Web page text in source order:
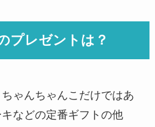
プレゼントは？
ゃんちゃんこだけではあ
などの定番ギフトの他